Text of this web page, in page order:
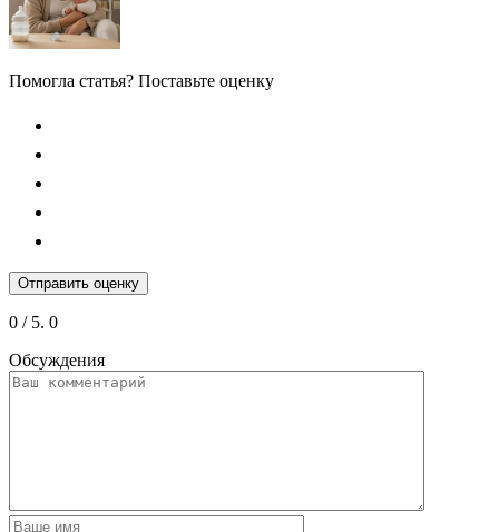
Помогла статья? Поставьте оценку
Отправить оценку
0 / 5. 0
Обсуждения